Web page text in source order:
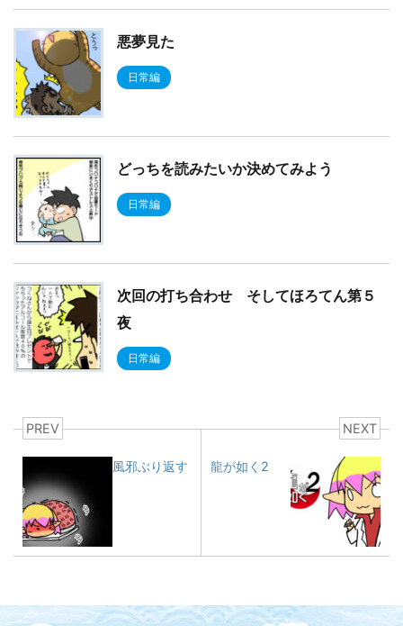
悪夢見た
日常編
どっちを読みたいか決めてみよう
日常編
次回の打ち合わせ そしてほろてん第５
夜
日常編
PREV
風邪ぶり返す
NEXT
龍が如く2